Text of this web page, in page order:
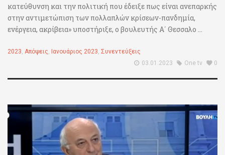
κατεύθυνση και την πολιτική που έδειξε πως είναι ανεπαρκής
στην αντιμετώπιση των πολλαπλών κρίσεων-πανδημία,
ενέργεια, ακρίβεια» υποστήριξε, ο βουλευτής Α΄ Θεσσαλο ...
2023, Απόψεις, Ιανουάριος 2023, Συνεντεύξεις
03.01.2023
One tv 0